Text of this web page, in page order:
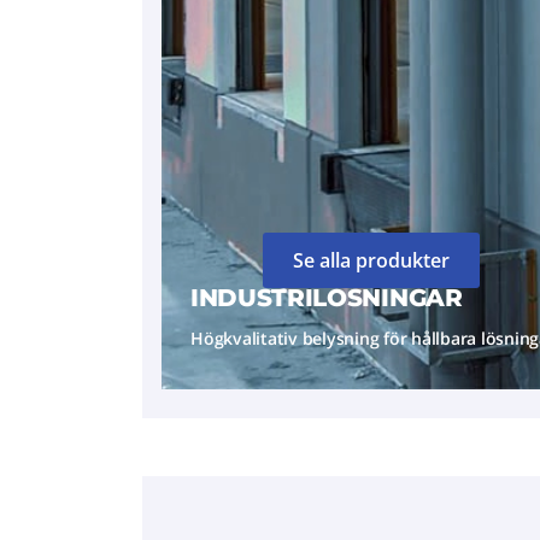
Se alla produkter
INDUSTRILÖSNINGAR
Högkvalitativ belysning för hållbara